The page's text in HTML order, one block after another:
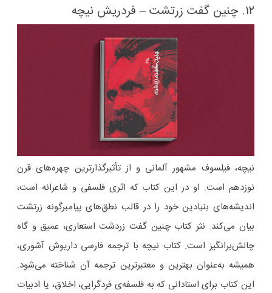
۱۲. چنین گفت زرتشت – فردریش نیچه
نیچه، فیلسوف مشهور آلمانی و از تأثیرگذارترین چهره‌های قرن
نوزدهم است. او در این کتاب که اثری فلسفی و شاعرانه است،
اندیشه‌های بنیادین خود را در قالب نطق‌های پیامبرگونه زرتشت
بیان می‌کند. نثر کتاب چنین گفت زردشت استعاری، عمیق و گاه
چالش‌برانگیز است. کتاب نیچه با ترجمه فارسی داریوش آشوری،
همیشه به‌عنوان بهترین و معتبرترین ترجمه آن شناخته می‌شود.
این کتاب برای استادانی که به فلسفه‌ی فردگرایی، اخلاق، یا ادبیات